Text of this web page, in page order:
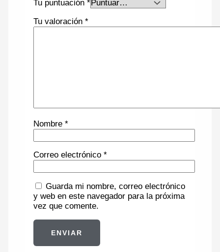
Tu puntuación*
Tu valoración*
Nombre*
Correo electrónico*
Guarda mi nombre, correo electrónico
y web en este navegador para la próxima
vez que comente.